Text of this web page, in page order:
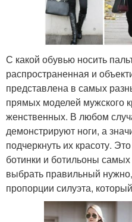
С какой обувью носить
распространенная и
представлена в самых
прямых моделей мужского
женственных. В любом
демонстрируют ноги, а
подчеркнуть их красоту.
ботинки и ботильоны
выбрать правильный
пропорции силуэта,